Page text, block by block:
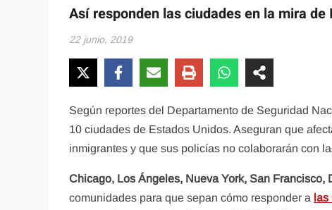
Así responden las ciudades en la mira
22 junio, 2019
Según reportes del Departamento de Seguridad
10 ciudades de Estados Unidos. Aseguran que
inmigrantes y que sus policías no colaborarán con
Chicago, Los Ángeles, Nueva York, San
comunidades para que sepan cómo responder a